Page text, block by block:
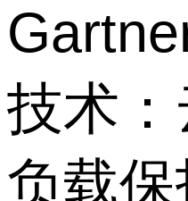
技术
负载